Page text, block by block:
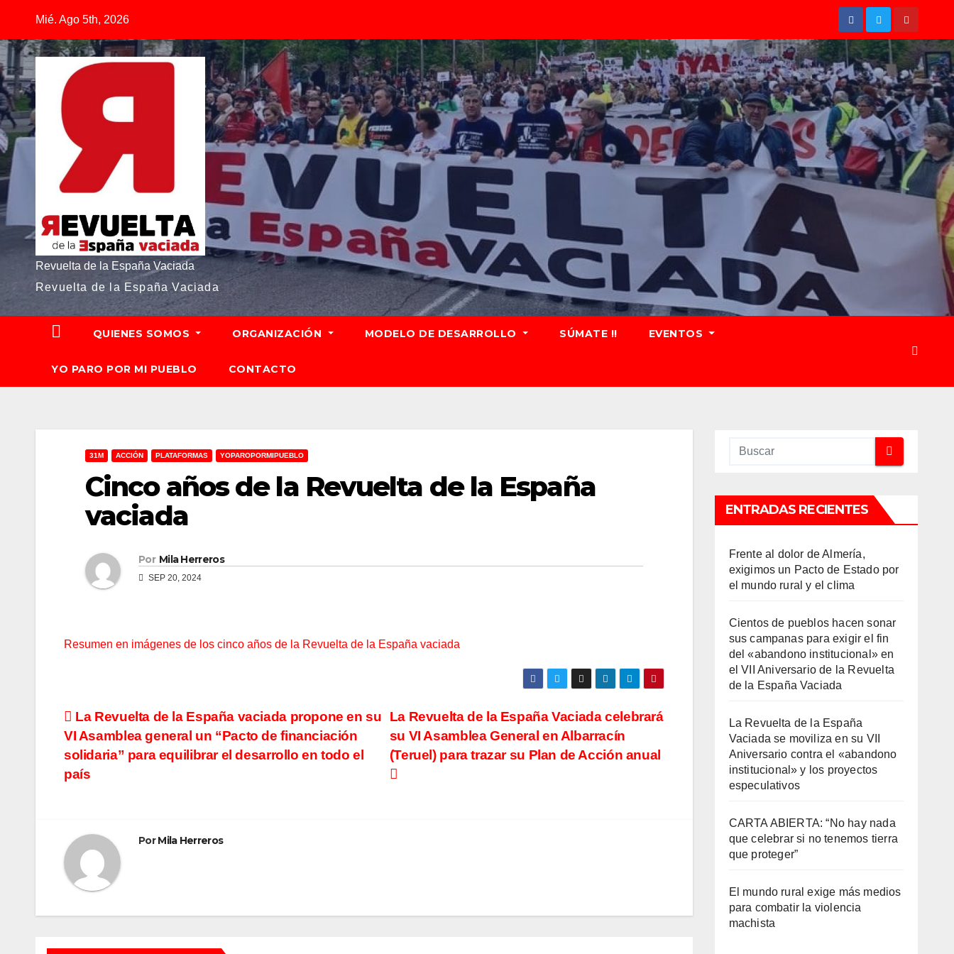
contenido
Mié. Ago 5th, 2026
Revuelta de la España Vaciada
Revuelta de la España Vaciada
QUIENES SOMOS ORGANIZACIÓN MODELO DE DESARROLLO SÚMATE !! EVENTOS
YO PARO POR MI PUEBLO CONTACTO
31M ACCIÓN PLATAFORMAS YOPAROPORMIPUEBLO
Cinco años de la Revuelta de la España
vaciada
Por Mila Herreros
SEP 20, 2024
Resumen en imágenes de los cinco años de la Revuelta de la España vaciada
Navegación
de
entradas
La Revuelta de la España Vaciada celebrará
su VI Asamblea General en Albarracín
(Teruel) para trazar su Plan de Acción anual
La Revuelta de la España vaciada propone en su
VI Asamblea general un “Pacto de financiación
solidaria” para equilibrar el desarrollo en todo el
país
PorMila Herreros
ACCIÓN DEFENSA DEL AGUA ACCIÓN DEFENSA DEL AGUA
ENTRADAS RECIENTES
Frente al dolor de Almería,
exigimos un Pacto de Estado por
el mundo rural y el clima
Cientos de pueblos hacen sonar
sus campanas para exigir el fin
del «abandono institucional» en
el VII Aniversario de la Revuelta
de la España Vaciada
La Revuelta de la España
Vaciada se moviliza en su VII
Aniversario contra el «abandono
institucional» y los proyectos
especulativos
CARTA ABIERTA: “No hay nada
que celebrar si no tenemos tierra
que proteger”
El mundo rural exige más medios
para combatir la violencia
machista